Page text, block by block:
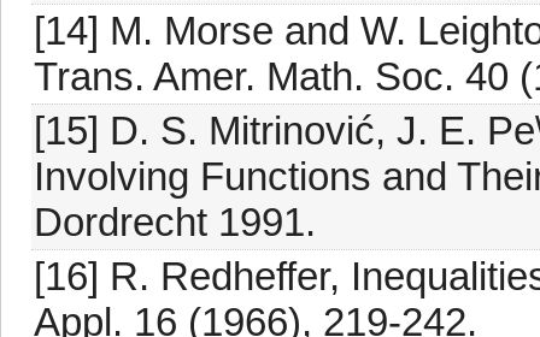
[14] M. Morse and W.
Trans. Amer. Math. Soc. 40
[15] D. S. Mitrinović, J. E.
Involving Functions and
Dordrecht 1991.
[16] R. Redheffer,
Appl. 16 (1966), 219-242.